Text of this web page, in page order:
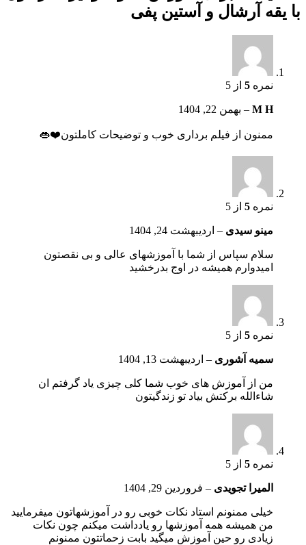
با یقه آرشال و آستین پفی
نمره 5 از 5
M H
– بهمن 22, 1404
ممنون از فیلم برداری خوب و توضیحات کاملتون❤️👄
نمره 5 از 5
مینو سیدی – اردیبهشت 24, 1404
سلام سپاس از شما با آموزشهای عالی و بی نقصتون
امیدوارم همیشه در اوج بدرخشید
نمره 5 از 5
سمیه آشوری – اردیبهشت 13, 1404
من از آموزش های خوب شما کلی چیزی یاد گرفتم ان
شاءالله برکتش بیاد تو زندگیتون
نمره 5 از 5
المیرا تجویدی – فروردین 29, 1404
خیلی ممنونم استاد نکات خوبی رو در آموزشهاتون میفرمایید
من همیشه همه آموزشها رو یادداشت میکنم چون نکات
زیادی رو حین آموزش میگید بابت زحماتتون ممنونم